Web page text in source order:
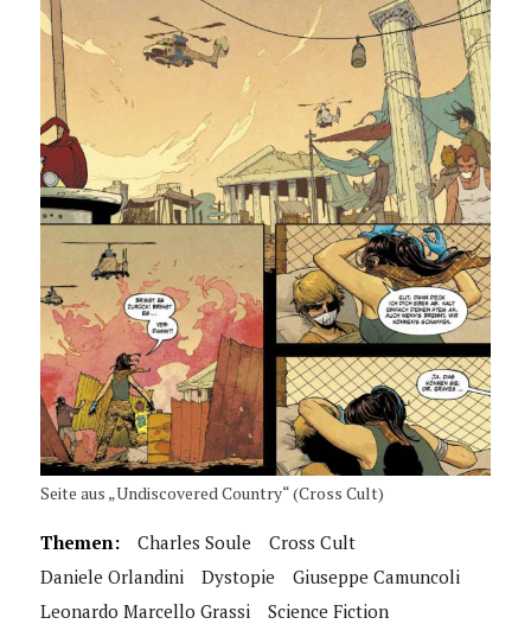
Seite aus „Undiscovered Country“ (Cross Cult)
Themen: Charles Soule
Cross Cult
Daniele Orlandini
Dystopie
Giuseppe Camuncoli
Leonardo Marcello Grassi
Science Fiction